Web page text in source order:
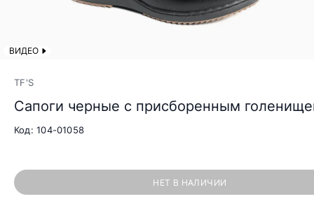
ВИДЕО
TF'S
Сапоги черные с присборенным
Код: 104-01058
НЕТ В НАЛИЧИИ